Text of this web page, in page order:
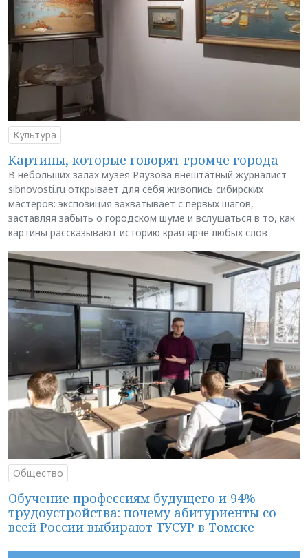
Культура
Картины, которые говорят громче города
В небольших залах музея Ряузова внештатный журналист
sibnovosti.ru открывает для себя живопись сибирских
мастеров: экспозиция захватывает с первых шагов,
заставляя забыть о городском шуме и вслушаться в то, как
картины рассказывают историю края ярче любых слов
Общество
Обучение профессиям будущего и 94%
трудоустройства: почему абитуриенты со
всей России выбирают ТУСУР в Томске